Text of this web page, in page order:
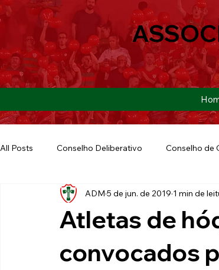
All Posts Conselho Deliberativo Conselho de
Ação Social Futebol Americano Copa
Futebol de
Atletas de
convocados
ADM 5 de jun. de 2019 1 min de